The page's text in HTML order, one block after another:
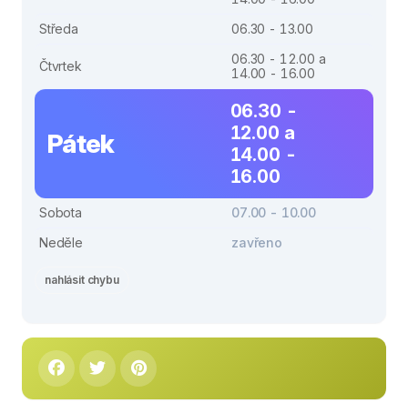
Středa
06.30 - 13.00
Čtvrtek
06.30 - 12.00 a
14.00 - 16.00
Pátek
06.30 -
12.00 a
14.00 -
16.00
Sobota
07.00 - 10.00
Neděle
zavřeno
nahlásit chybu